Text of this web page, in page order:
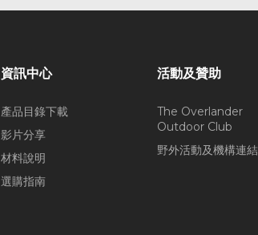
資訊中心
產品目錄下載
影片分享
材料說明
選購指南
活動及贊助
The Overlander
Outdoor Club
野外活動及機構連結